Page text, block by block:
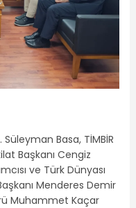
Süleyman Basa, TİMBİR
Başkanı Cengiz
ve Türk Dünyası
Menderes Demir
Muhammet Kaçar